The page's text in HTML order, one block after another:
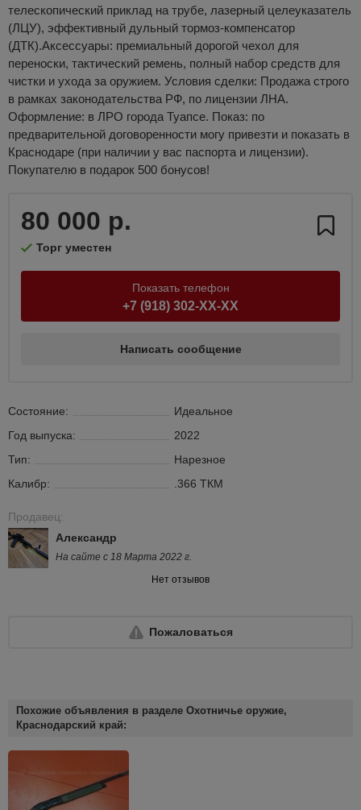
телескопический приклад на трубе, лазерный целеуказатель
(ЛЦУ), эффективный дульный тормоз-компенсатор
(ДТК).Аксессуары: премиальный дорогой чехол для
переноски, тактический ремень, полный набор средств для
чистки и ухода за оружием. Условия сделки: Продажа строго
в рамках законодательства РФ, по лицензии ЛНА.
Оформление: в ЛРО города Туапсе. Показ: по
предварительной договоренности могу привезти и показать в
Краснодаре (при наличии у вас паспорта и лицензии).
Покупателю в подарок 500 бонусов!
80 000 р.
Торг уместен
Показать телефон
+7 (918) 302-XX-XX
Написать сообщение
Состояние:
Идеальное
Год выпуска:
2022
Тип:
Нарезное
Калибр:
.366 ТКМ
Продавец:
Александр
На сайте с 18 Марта 2022 г.
Нет отзывов
Пожаловаться
Похожие объявления в разделе Охотничье оружие,
Краснодарский край: